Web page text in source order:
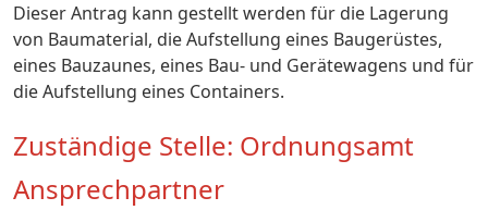
Dieser Antrag kann gestellt werden für die Lagerung
von Baumaterial, die Aufstellung eines Baugerüstes,
eines Bauzaunes, eines Bau- und Gerätewagens und für
die Aufstellung eines Containers.
Zuständige Stelle: Ordnungsamt
Ansprechpartner